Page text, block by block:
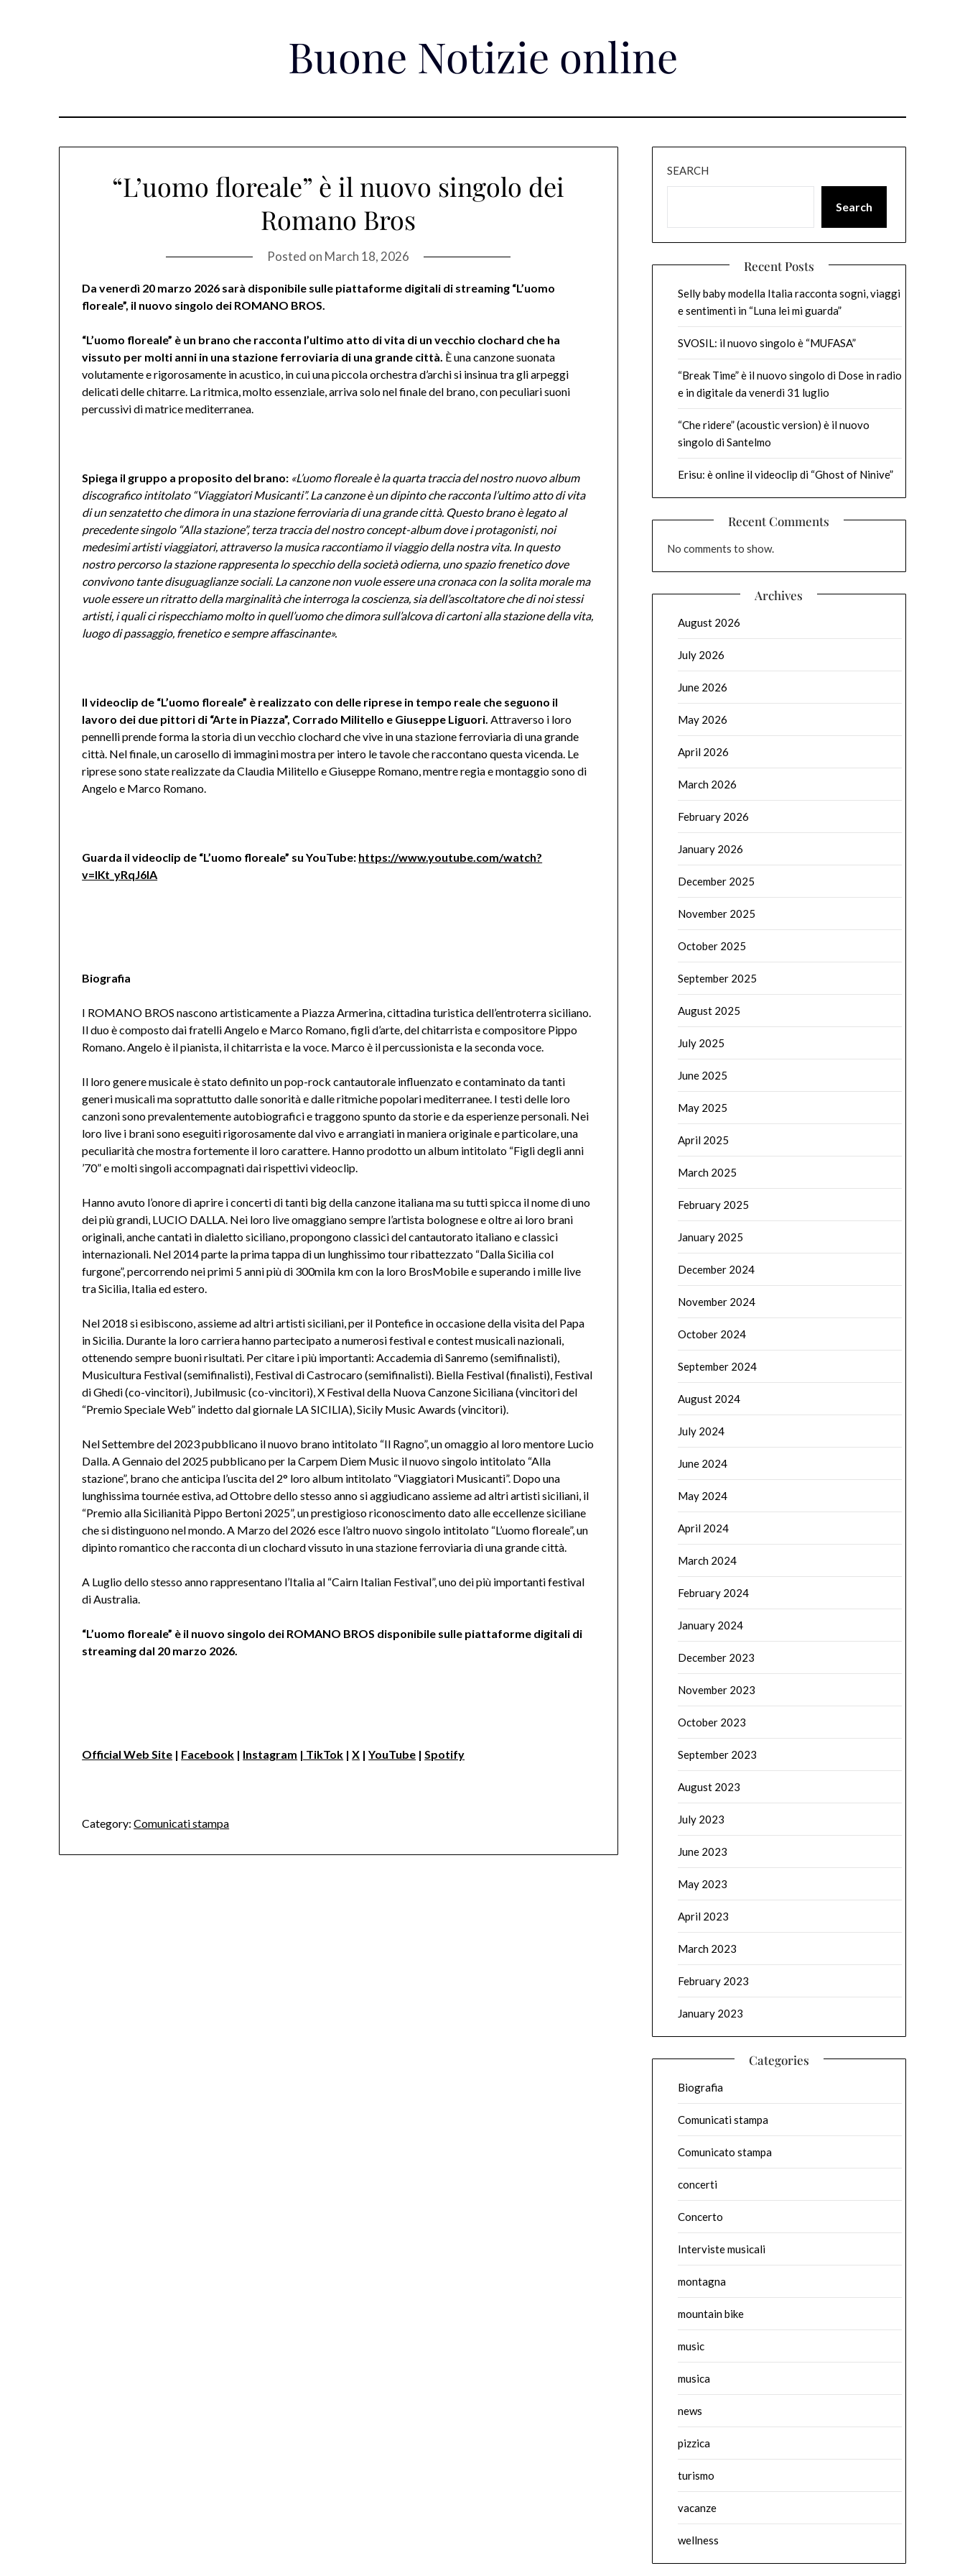
Buone Notizie online
“L’uomo floreale” è il nuovo singolo dei
Romano Bros
Posted on March 18, 2026
Da venerdì 20 marzo 2026 sarà disponibile sulle piattaforme digitali di streaming “L’uomo
floreale”, il nuovo singolo dei ROMANO BROS.
“L’uomo floreale” è un brano che racconta l’ultimo atto di vita di un vecchio clochard che ha
vissuto per molti anni in una stazione ferroviaria di una grande città. È una canzone suonata
volutamente e rigorosamente in acustico, in cui una piccola orchestra d’archi si insinua tra gli arpeggi
delicati delle chitarre. La ritmica, molto essenziale, arriva solo nel finale del brano, con peculiari suoni
percussivi di matrice mediterranea.
Spiega il gruppo a proposito del brano: «L’uomo floreale è la quarta traccia del nostro nuovo album
discografico intitolato “Viaggiatori Musicanti”. La canzone è un dipinto che racconta l’ultimo atto di vita
di un senzatetto che dimora in una stazione ferroviaria di una grande città. Questo brano è legato al
precedente singolo “Alla stazione”, terza traccia del nostro concept-album dove i protagonisti, noi
medesimi artisti viaggiatori, attraverso la musica raccontiamo il viaggio della nostra vita. In questo
nostro percorso la stazione rappresenta lo specchio della società odierna, uno spazio frenetico dove
convivono tante disuguaglianze sociali. La canzone non vuole essere una cronaca con la solita morale ma
vuole essere un ritratto della marginalità che interroga la coscienza, sia dell’ascoltatore che di noi stessi
artisti, i quali ci rispecchiamo molto in quell’uomo che dimora sull’alcova di cartoni alla stazione della vita,
luogo di passaggio, frenetico e sempre affascinante».
Il videoclip de “L’uomo floreale” è realizzato con delle riprese in tempo reale che seguono il
lavoro dei due pittori di “Arte in Piazza”, Corrado Militello e Giuseppe Liguori. Attraverso i loro
pennelli prende forma la storia di un vecchio clochard che vive in una stazione ferroviaria di una grande
città. Nel finale, un carosello di immagini mostra per intero le tavole che raccontano questa vicenda. Le
riprese sono state realizzate da Claudia Militello e Giuseppe Romano, mentre regia e montaggio sono di
Angelo e Marco Romano.
Guarda il videoclip de “L’uomo floreale” su YouTube: https://www.youtube.com/watch?
v=IKt_yRqJ6lA
Biografia
I ROMANO BROS nascono artisticamente a Piazza Armerina, cittadina turistica dell’entroterra siciliano.
Il duo è composto dai fratelli Angelo e Marco Romano, figli d’arte, del chitarrista e compositore Pippo
Romano. Angelo è il pianista, il chitarrista e la voce. Marco è il percussionista e la seconda voce.
Il loro genere musicale è stato definito un pop-rock cantautorale influenzato e contaminato da tanti
generi musicali ma soprattutto dalle sonorità e dalle ritmiche popolari mediterranee. I testi delle loro
canzoni sono prevalentemente autobiografici e traggono spunto da storie e da esperienze personali. Nei
loro live i brani sono eseguiti rigorosamente dal vivo e arrangiati in maniera originale e particolare, una
peculiarità che mostra fortemente il loro carattere. Hanno prodotto un album intitolato “Figli degli anni
’70” e molti singoli accompagnati dai rispettivi videoclip.
Hanno avuto l’onore di aprire i concerti di tanti big della canzone italiana ma su tutti spicca il nome di uno
dei più grandi, LUCIO DALLA. Nei loro live omaggiano sempre l’artista bolognese e oltre ai loro brani
originali, anche cantati in dialetto siciliano, propongono classici del cantautorato italiano e classici
internazionali. Nel 2014 parte la prima tappa di un lunghissimo tour ribattezzato “Dalla Sicilia col
furgone”, percorrendo nei primi 5 anni più di 300mila km con la loro BrosMobile e superando i mille live
tra Sicilia, Italia ed estero.
Nel 2018 si esibiscono, assieme ad altri artisti siciliani, per il Pontefice in occasione della visita del Papa
in Sicilia. Durante la loro carriera hanno partecipato a numerosi festival e contest musicali nazionali,
ottenendo sempre buoni risultati. Per citare i più importanti: Accademia di Sanremo (semifinalisti),
Musicultura Festival (semifinalisti), Festival di Castrocaro (semifinalisti). Biella Festival (finalisti), Festival
di Ghedi (co-vincitori), Jubilmusic (co-vincitori), X Festival della Nuova Canzone Siciliana (vincitori del
“Premio Speciale Web” indetto dal giornale LA SICILIA), Sicily Music Awards (vincitori).
Nel Settembre del 2023 pubblicano il nuovo brano intitolato “Il Ragno”, un omaggio al loro mentore Lucio
Dalla. A Gennaio del 2025 pubblicano per la Carpem Diem Music il nuovo singolo intitolato “Alla
stazione”, brano che anticipa l’uscita del 2° loro album intitolato “Viaggiatori Musicanti”. Dopo una
lunghissima tournée estiva, ad Ottobre dello stesso anno si aggiudicano assieme ad altri artisti siciliani, il
“Premio alla Sicilianità Pippo Bertoni 2025”, un prestigioso riconoscimento dato alle eccellenze siciliane
che si distinguono nel mondo. A Marzo del 2026 esce l’altro nuovo singolo intitolato “L’uomo floreale”, un
dipinto romantico che racconta di un clochard vissuto in una stazione ferroviaria di una grande città.
A Luglio dello stesso anno rappresentano l’Italia al “Cairn Italian Festival”, uno dei più importanti festival
di Australia.
“L’uomo floreale” è il nuovo singolo dei ROMANO BROS disponibile sulle piattaforme digitali di
streaming dal 20 marzo 2026.
Official Web Site | Facebook | Instagram | TikTok |X |YouTube |Spotify
Category: Comunicati stampa
SEARCH
Search
Recent Posts
Selly baby modella Italia racconta sogni, viaggi
e sentimenti in “Luna lei mi guarda”
SVOSIL: il nuovo singolo è “MUFASA”
“Break Time” è il nuovo singolo di Dose in radio
e in digitale da venerdì 31 luglio
“Che ridere” (acoustic version) è il nuovo
singolo di Santelmo
Erisu: è online il videoclip di “Ghost of Ninive”
Recent Comments
No comments to show.
Archives
August 2026
July 2026
June 2026
May 2026
April 2026
March 2026
February 2026
January 2026
December 2025
November 2025
October 2025
September 2025
August 2025
July 2025
June 2025
May 2025
April 2025
March 2025
February 2025
January 2025
December 2024
November 2024
October 2024
September 2024
August 2024
July 2024
June 2024
May 2024
April 2024
March 2024
February 2024
January 2024
December 2023
November 2023
October 2023
September 2023
August 2023
July 2023
June 2023
May 2023
April 2023
March 2023
February 2023
January 2023
Categories
Biografia
Comunicati stampa
Comunicato stampa
concerti
Concerto
Interviste musicali
montagna
mountain bike
music
musica
news
pizzica
turismo
vacanze
wellness